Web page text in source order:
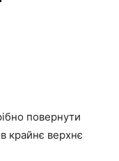
повернути
крайнє верхнє